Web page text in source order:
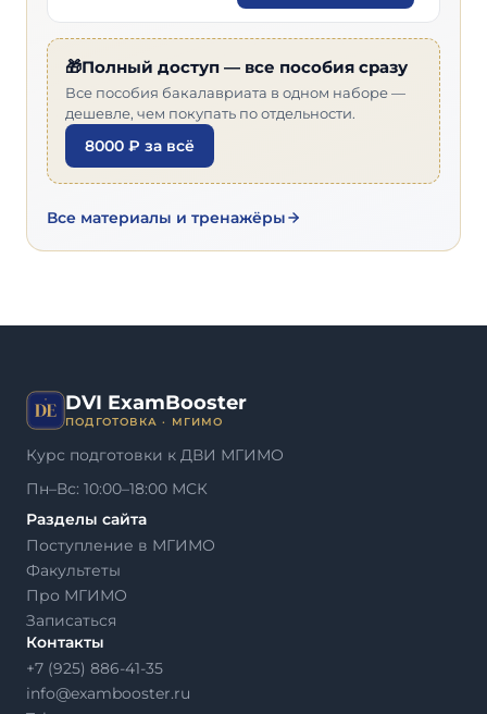
🎁Полный доступ — все пособия сразу
Все пособия бакалавриата в одном наборе —
дешевле, чем покупать по отдельности.
8000 ₽ за всё
Все материалы и тренажёры
DVI ExamBooster
ПОДГОТОВКА · МГИМО
Курс подготовки к ДВИ МГИМО
Пн–Вс: 10:00–18:00 МСК
Разделы сайта
Поступление в МГИМО
Факультеты
Про МГИМО
Записаться
Контакты
+7 (925) 886-41-35
info@exambooster.ru